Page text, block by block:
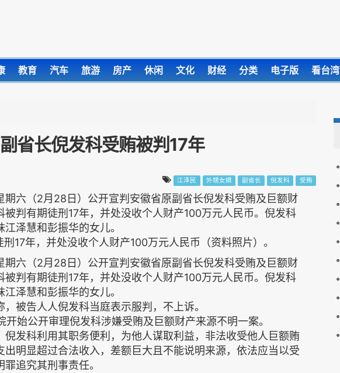
教育 汽车 旅游 房产 休闲 文化 财经 分类 电子版 看台湾
省长倪发科受贿被判17年
江泽民 外甥女婿 副省长 倪发科 受贿
期六（2月28日）公开宣判安徽省原副省长倪发科受贿及巨额财
被判有期徒刑17年，并处没收个人财产100万元人民币。倪发科
泽慧和彭振华的女儿。
17年，并处没收个人财产100万元人民币（资料照片）。
期六（2月28日）公开宣判安徽省原副省长倪发科受贿及巨额财
被判有期徒刑17年，并处没收个人财产100万元人民币。倪发科
泽慧和彭振华的女儿。
被告人人倪发科当庭表示服判，不上诉。
开始公开审理倪发科涉嫌受贿及巨额财产来源不明一案。
倪发科利用其职务便利，为他人谋取利益，非法收受他人巨额贿
出明显超过合法收入，差额巨大且不能说明来源，依法应当以受
追究其刑事责任。